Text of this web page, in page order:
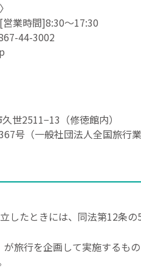
業時間]8:30～17:30
44-3002
世2511−13（修徳館内）
号（一般社団法人全国旅行業
たときには、同法第12条の
旅行を企画して実施する